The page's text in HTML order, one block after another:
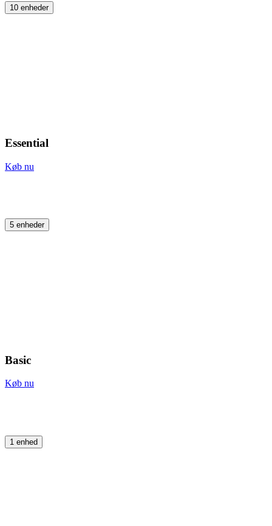
10 enheder
Essential
Køb nu
5 enheder
Basic
Køb nu
1 enhed